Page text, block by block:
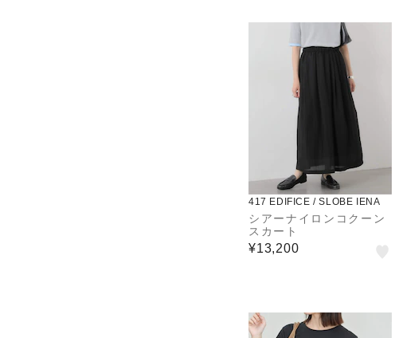
417 EDIFICE / SLOBE IENA
シアーナイロンコクーン
スカート
¥13,200